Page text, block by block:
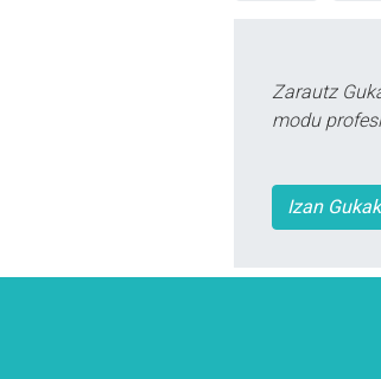
Zarautz
modu
Izan